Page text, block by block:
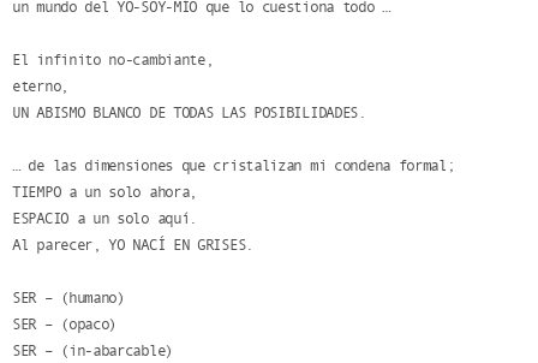
un mundo del YO-SOY-MÍO que lo cuestiona todo …
El infinito no-cambiante,
eterno,
UN ABISMO BLANCO DE TODAS LAS POSIBILIDADES.
… de las dimensiones que cristalizan mi condena formal;
TIEMPO a un solo ahora,
ESPACIO a un solo aquí.
Al parecer, YO NACÍ EN GRISES.
SER – (humano)
SER – (opaco)
SER – (in-abarcable)